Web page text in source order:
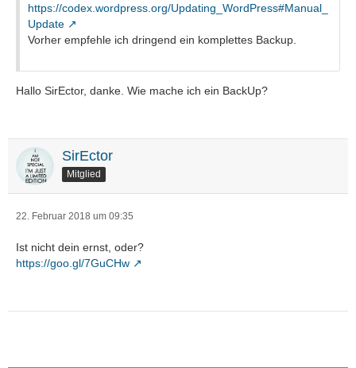
https://codex.wordpress.org/Updating_WordPress#Manual_
Update
Vorher empfehle ich dringend ein komplettes Backup.
Hallo SirEctor, danke. Wie mache ich ein BackUp?
SirEctor
Mitglied
22. Februar 2018 um 09:35
Ist nicht dein ernst, oder?
https://goo.gl/7GuCHw